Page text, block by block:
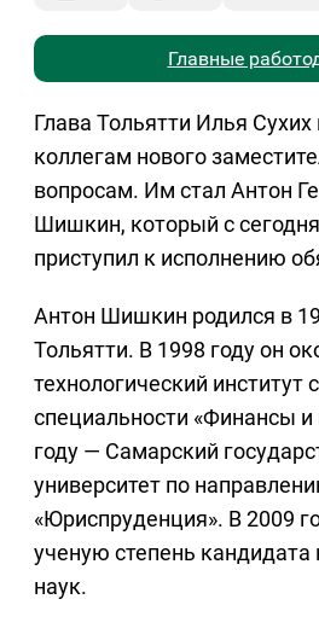
Главные
Глава Тольятти Илья Сухих
коллегам нового
вопросам. Им стал Антон
Шишкин, который с
приступил к исполнению
Антон Шишкин родился в
Тольятти. В 1998 году он
технологический институт
специальности «Финансы и
году — Самарский
университет по
«Юриспруденция». В 2009
ученую степень
наук.